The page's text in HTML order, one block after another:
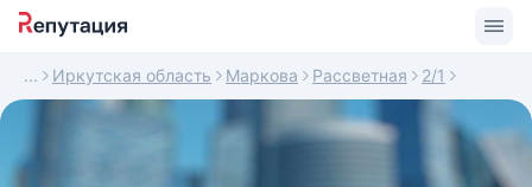
Иркутская область Маркова Рассветная 2/1